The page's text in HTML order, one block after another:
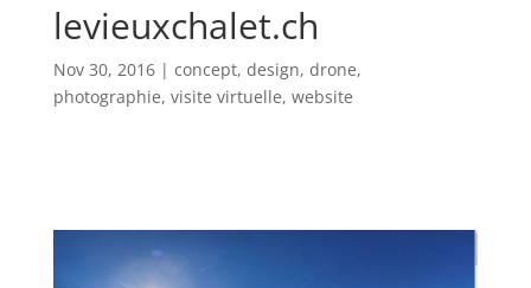
levieuxchalet.ch
Nov 30, 2016| concept, design, drone,
photographie, visite virtuelle, website